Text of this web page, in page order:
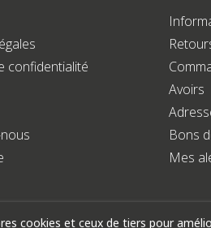
confidentialité
Avoirs
Bons
Mes
cookies et ceux de tiers pour